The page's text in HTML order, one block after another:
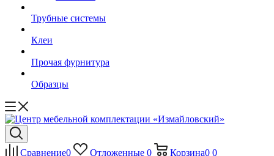
Трубные системы
Клеи
Прочая фурнитура
Образцы
Сравнение0 Отложенные 0 Корзина0 0